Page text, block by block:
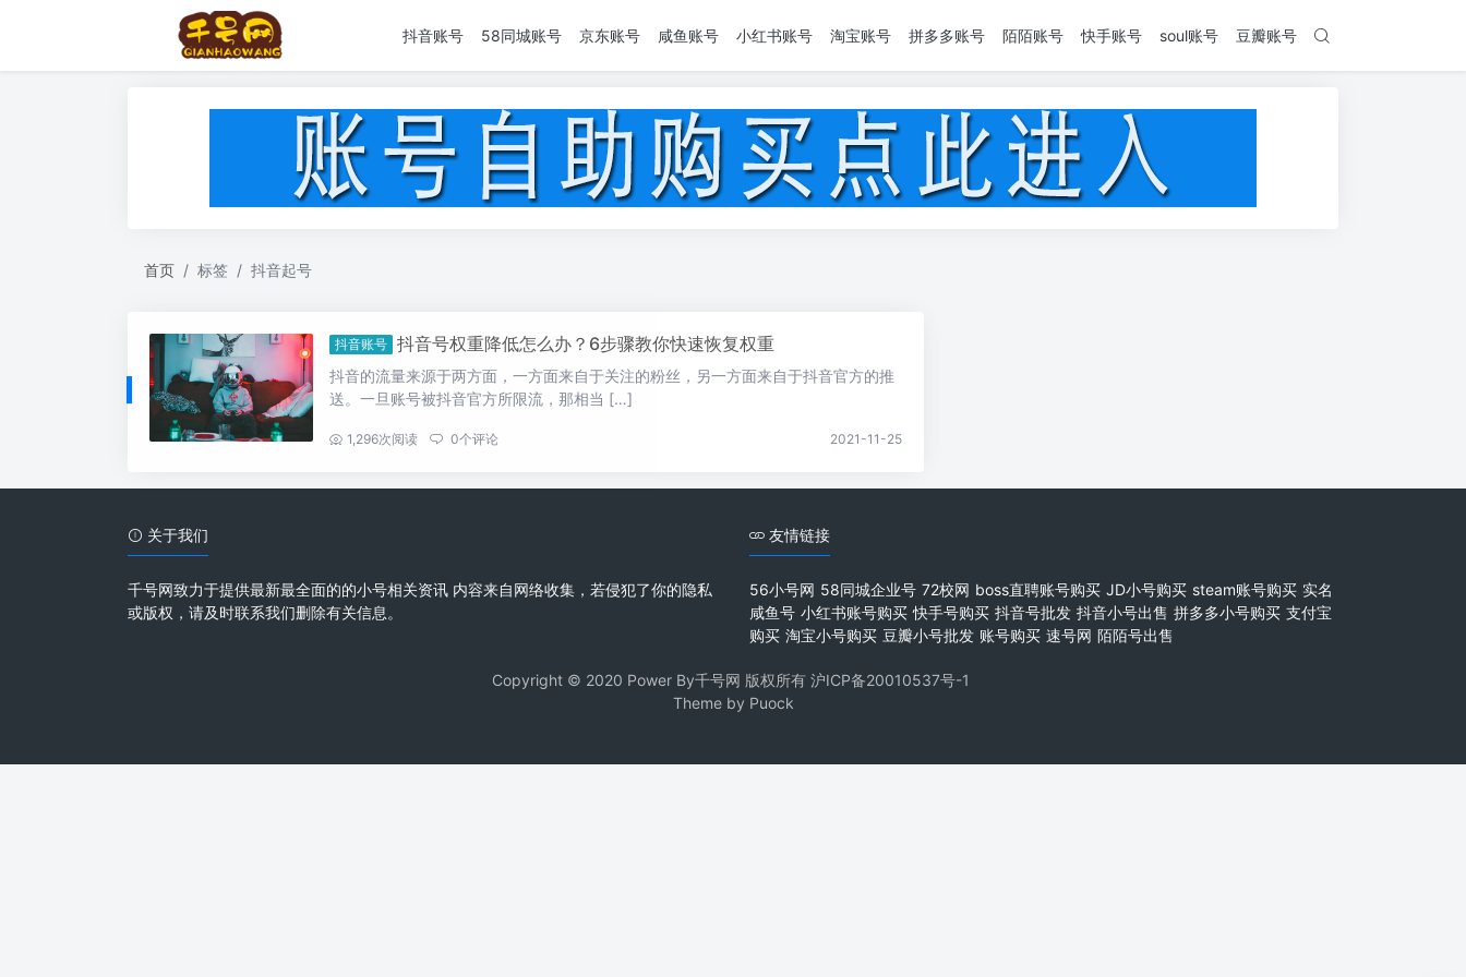
抖音账号 58同城账号 京东账号 咸鱼账号 小红书账号 淘宝账号 拼多多账号 陌陌账号 快手账号 soul账号 豆瓣账号
首页 标签 抖音起号
抖音账号 抖音号权重降低怎么办？6步骤教你快速恢复权重
抖音的流量来源于两方面，一方面来自于关注的粉丝，另一方面来自于抖音官方的推
送。一旦账号被抖音官方所限流，那相当 […]
... 1,296次阅读 0个评论 2021-11-25
关于我们
千号网致力于提供最新最全面的的小号相关资讯 内容来自网络收集，若侵犯了你的隐私
或版权，请及时联系我们删除有关信息。
友情链接
56小号网 58同城企业号 72校网 boss直聘账号购买 JD小号购买 steam账号购买 实名
咸鱼号 小红书账号购买 快手号购买 抖音号批发 抖音小号出售 拼多多小号购买 支付宝
购买 淘宝小号购买 豆瓣小号批发 账号购买 速号网 陌陌号出售
Copyright © 2020 Power By千号网 版权所有 沪ICP备20010537号-1
Theme by Puock